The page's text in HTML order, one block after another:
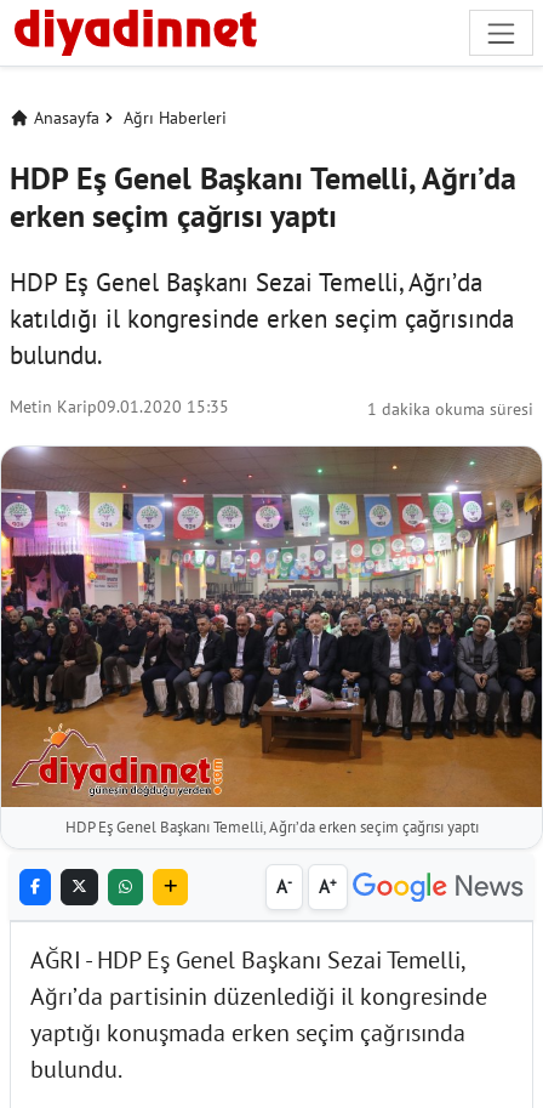
Anasayfa Ağrı Haberleri
HDP Eş Genel Başkanı Temelli, Ağrı’da
erken seçim çağrısı yaptı
HDP Eş Genel Başkanı Sezai Temelli, Ağrı’da
katıldığı il kongresinde erken seçim çağrısında
bulundu.
Metin Karip09.01.2020 15:35 1 dakika okuma süresi
HDP Eş Genel Başkanı Temelli, Ağrı’da erken seçim çağrısı yaptı
A- A+
AĞRI - HDP Eş Genel Başkanı Sezai Temelli,
Ağrı’da partisinin düzenlediği il kongresinde
yaptığı konuşmada erken seçim çağrısında
bulundu.